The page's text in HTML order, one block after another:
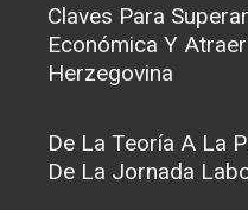
Claves Para
Económica Y
Herzegovina
De La Teoría A La
De La Jornada